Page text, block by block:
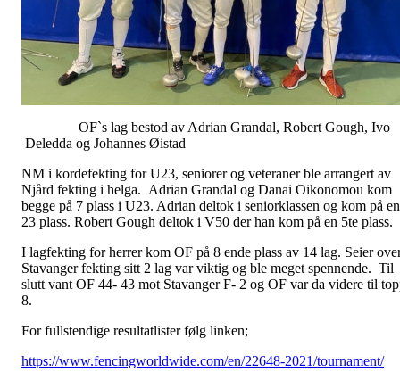
OF`s lag bestod av Adrian Grandal, Robert Gough, Ivo
Deledda og Johannes Øistad
NM i kordefekting for U23, seniorer og veteraner ble arrangert av
Njård fekting i helga. Adrian Grandal og Danai Oikonomou kom
begge på 7 plass i U23. Adrian deltok i seniorklassen og kom på en
23 plass. Robert Gough deltok i V50 der han kom på en 5te plass.
I lagfekting for herrer kom OF på 8 ende plass av 14 lag. Seier
Stavanger fekting sitt 2 lag var viktig og ble meget spennende. Til
slutt vant OF 44- 43 mot Stavanger F- 2 og OF var da videre til
8.
For fullstendige resultatlister følg linken;
https://www.fencingworldwide.com/en/22648-2021/tournament/